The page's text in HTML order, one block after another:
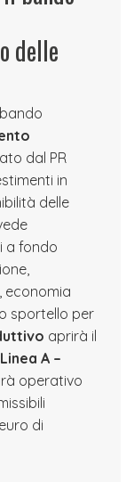
delle
dal PR
in
delle
a fondo
economia
sportello per
aprirà il
Linea A –
operativo
di